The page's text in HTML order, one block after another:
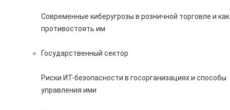
Современные киберугрозы в розничной торговле и как
противостоять им
Государственный сектор
Риски ИТ-безопасности в госорганизациях и способы
управления ими